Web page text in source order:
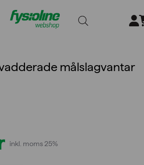
målslagvantar
inkl. moms 25%